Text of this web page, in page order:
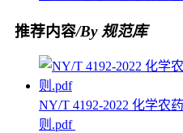
推荐内容/By 规范库
NY/T 4192-2022 化学农
则.pdf